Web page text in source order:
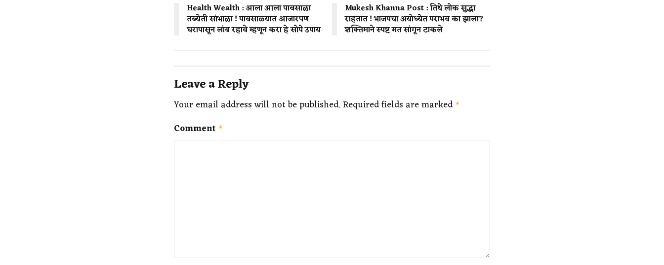
Health Wealth : आला आला पावसाळा
तब्येती सांभाळा ! पावसाळ्यात आजारपण
घरापासून लांब रहावे म्हणून करा हे सोपे उपाय
Mukesh Khanna Post : तिथे लोक सुद्धा
राहतात ! भाजपचा अयोध्येत पराभव का झाला?
शक्तिमाने स्पष्ट मत सांगून टाकले
Leave a Reply
Your email address will not be published.Required fields are marked *
Comment *